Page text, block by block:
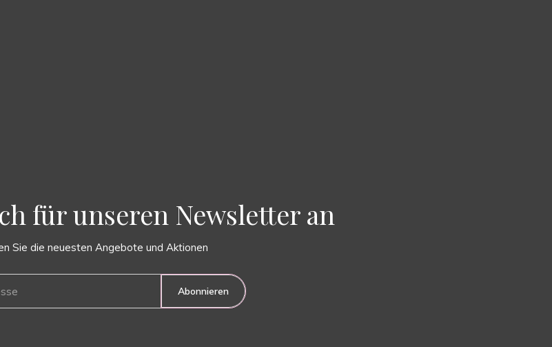
für unseren Newsletter an
Sie die neuesten Angebote und Aktionen
Abonnieren